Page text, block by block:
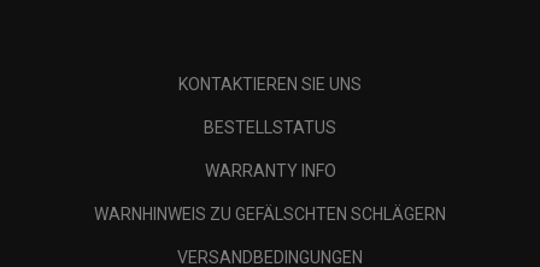
KONTAKTIEREN SIE UNS
BESTELLSTATUS
WARRANTY INFO
WARNHINWEIS ZU GEFÄLSCHTEN SCHLÄGERN
VERSANDBEDINGUNGEN